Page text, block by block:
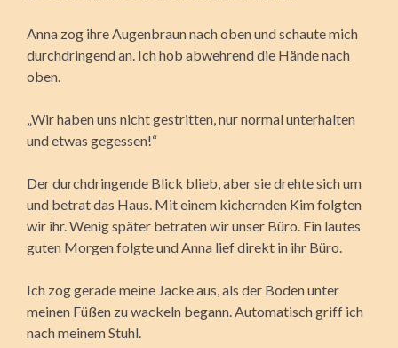
Anna zog ihre Augenbraun nach oben und schaute mich
durchdringend an. Ich hob abwehrend die Hände nach
oben.
„Wir haben uns nicht gestritten, nur normal unterhalten
und etwas gegessen!“
Der durchdringende Blick blieb, aber sie drehte sich um
und betrat das Haus. Mit einem kichernden Kim folgten
wir ihr. Wenig später betraten wir unser Büro. Ein lautes
guten Morgen folgte und Anna lief direkt in ihr Büro.
Ich zog gerade meine Jacke aus, als der Boden unter
meinen Füßen zu wackeln begann. Automatisch griff ich
nach meinem Stuhl.